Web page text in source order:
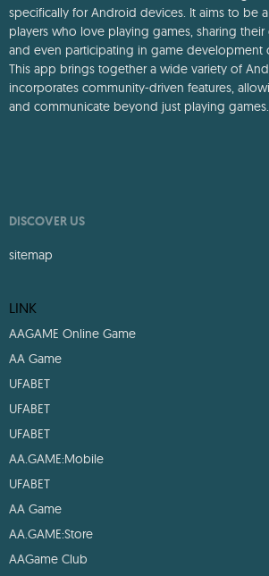
AA.Game,Download for Store is a mobile
specifically for Android devices. It aims to be a
players who love playing games, sharing their
and even participating in game development
This app brings together a wide variety of
DISCOVER US